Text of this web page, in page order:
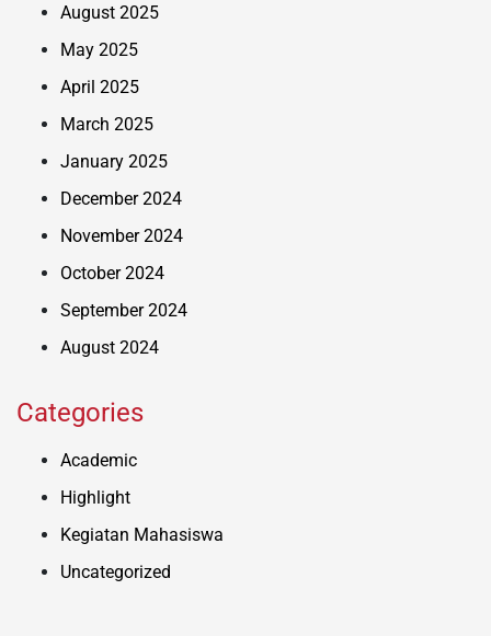
August 2025
May 2025
April 2025
March 2025
January 2025
December 2024
November 2024
October 2024
September 2024
August 2024
Categories
Academic
Highlight
Kegiatan Mahasiswa
Uncategorized